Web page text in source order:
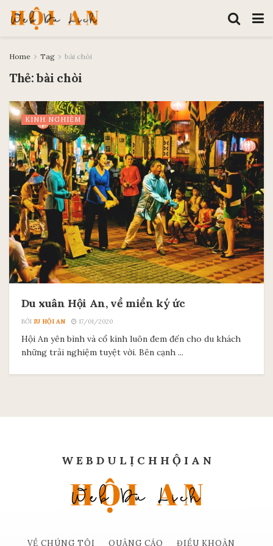
Home Tag bài chòi
Thẻ:bài chòi
KINH NGHIỆM
Du xuân Hội An, về miền ký ức
BỞI IU HỘI AN 17/01/2020
Hội An yên bình và cổ kính luôn đem đến cho du khách
những trải nghiệm tuyệt vời. Bên cạnh ...
W E B D U L Ị C H H Ộ I A N
VỀ CHÚNG TÔI QUẢNG CÁO ĐIỀU KHOẢN